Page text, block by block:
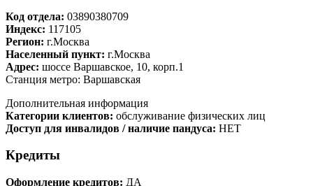
Код отдела: 03890380709
Индекс: 117105
Регион: г.Москва
Населенный пункт: г.Москва
Адрес: шоссе Варшавское, 10, корп.1
Станция метро: Варшавская
Дополнительная информация
Категории клиентов: обслуживание физических лиц
Доступ для инвалидов / наличие пандуса: НЕТ
Кредиты
Оформление кредитов: ДА